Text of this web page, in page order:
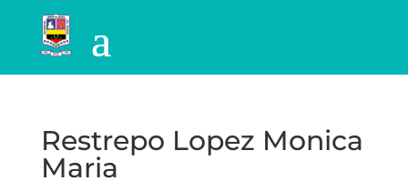
Restrepo Lopez Monica
Maria